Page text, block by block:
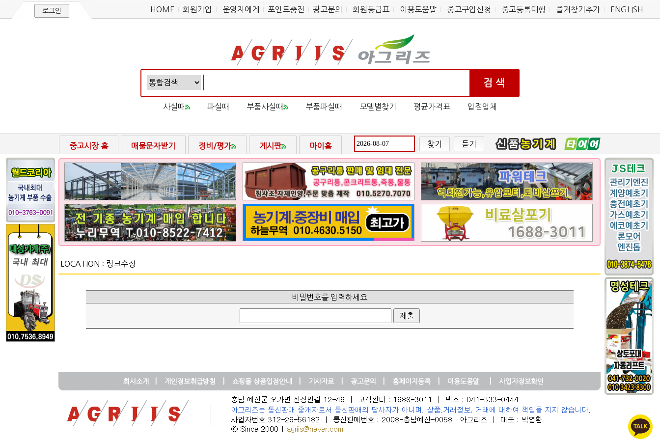
로그인 HOME 회원가입 운영자에게 포인트충전 광고문의 회원등급표 이용도움말 중고구입신청 중고등록대행 즐겨찾기추가 ENGLISH
사실때 파실때 부품사실때 부품파실때 모델별찾기 평균가격표 입점업체
중고시장 홈 매물문자받기 정비/평가 게시판 마이홈 찾기 듣기
LOCATION : 링크수정
비밀번호를 입력하세요
회사소개 개인정보취급방침 쇼핑몰 상품입점안내 기사자료 광고문의 홈페이지등록 이용도움말 사업자정보확인